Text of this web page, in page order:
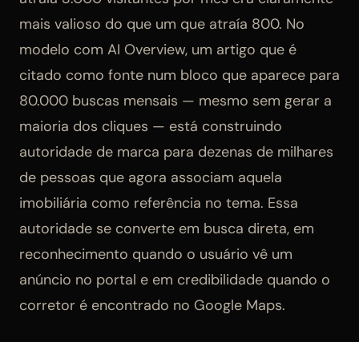
mais valioso do que um que atraía 800. No
modelo com AI Overview, um artigo que é
citado como fonte num bloco que aparece para
80.000 buscas mensais — mesmo sem gerar a
maioria dos cliques — está construindo
autoridade de marca para dezenas de milhares
de pessoas que agora associam aquela
imobiliária como referência no tema. Essa
autoridade se converte em busca direta, em
reconhecimento quando o usuário vê um
anúncio no portal e em credibilidade quando o
corretor é encontrado no Google Maps.